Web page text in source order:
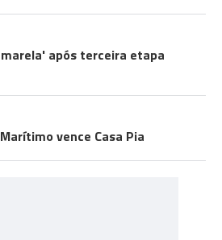
após terceira etapa
vence Casa Pia